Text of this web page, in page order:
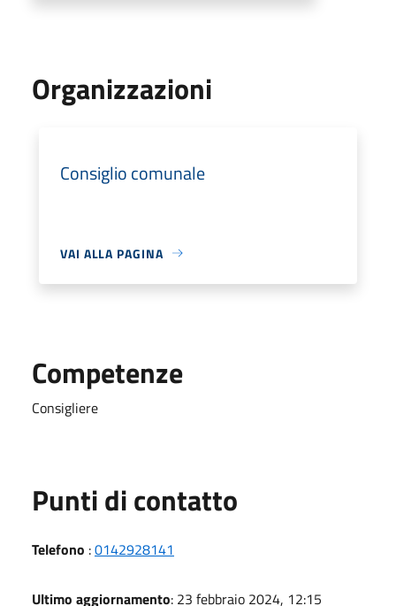
Organizzazioni
Consiglio comunale
VAI ALLA PAGINA
Competenze
Consigliere
Punti di contatto
Telefono :0142928141
Ultimo aggiornamento: 23 febbraio 2024, 12:15